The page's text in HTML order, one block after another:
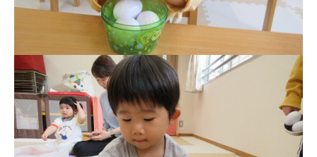
安⼼・安全対策
課外教室
理事長のことば
教育と保育
美⽊多幼稚園の理想